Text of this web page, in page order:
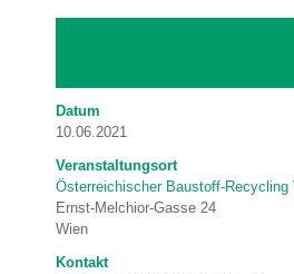
Datum
10.06.2021
Veranstaltungsort
Österreichischer Baustoff-Recycling
Ernst-Melchior-Gasse 24
Wien
Kontakt